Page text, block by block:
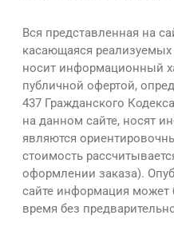
Вся представленная на
касающаяся реализуемых
носит информационный
публичной офертой,
437 Гражданского
на данном сайте, носят
являются
стоимость
оформлении заказа).
сайте информация
время без